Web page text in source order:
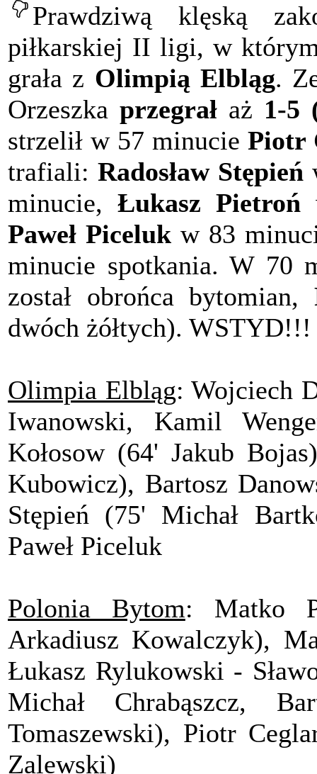
Prawdziwą klęską
piłkarskiej II ligi, w
grała z Olimpią Elbląg.
Orzeszka przegrał aż 1-5
strzelił w 57 minucie Piotr
trafiali: Radosław Stępień
minucie, Łukasz Pietroń
Paweł Piceluk w 83
minucie spotkania. W 70
został obrońca bytomian,
dwóch żółtych). WSTYD!!!
Olimpia Elbląg: Wojciech
Iwanowski, Kamil
Kołosow (64' Jakub
Kubowicz), Bartosz
Stępień (75' Michał
Paweł Piceluk
Polonia Bytom: Matko
Arkadiusz Kowalczyk),
Łukasz Rylukowski -
Michał Chrabąszcz,
Tomaszewski), Piotr
Zalewski)